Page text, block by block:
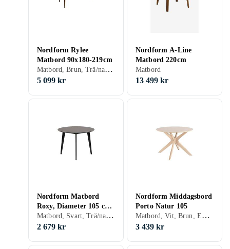
Nordform Rylee
Matbord 90x180-219cm
Matbord, Brun, Trä/natur, Valnöt, Trä
5 099 kr
Nordform A-Line
Matbord 220cm
Matbord
13 499 kr
Nordform Matbord
Roxy, Diameter 105 cm
Svart
Matbord, Svart, Trä/natur, Rund
2 679 kr
Nordform Middagsbord
Porto Natur 105
Matbord, Vit, Brun, Ek, Trä/natur, Rund, Trä
3 439 kr